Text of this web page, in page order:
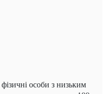
особи з низьким